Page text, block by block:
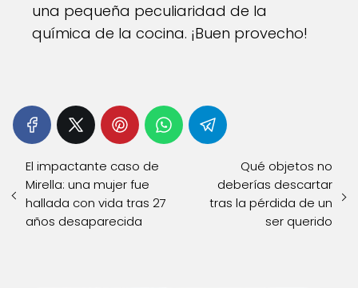
una pequeña peculiaridad de la
química de la cocina. ¡Buen provecho!
El impactante caso de
Mirella: una mujer fue
hallada con vida tras 27
años desaparecida
Qué objetos no
deberías descartar
tras la pérdida de un
ser querido